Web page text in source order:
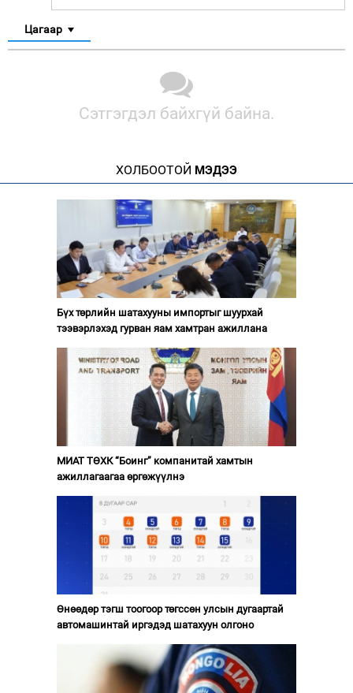
Цагаар
Сэтгэгдэл байхгүй байна.
ХОЛБООТОЙ МЭДЭЭ
Бүх төрлийн шатахууны импортыг шуурхай
тээвэрлэхэд гурван яам хамтран ажиллана
МИАТ ТӨХК “Боинг” компанитай хамтын
ажиллагаагаа өргөжүүлнэ
Өнөөдөр тэгш тоогоор төгссөн улсын дугаартай
автомашинтай иргэдэд шатахуун олгоно